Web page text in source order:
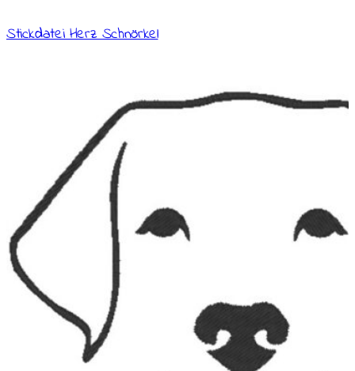
Stickdatei Herz Schnörkel